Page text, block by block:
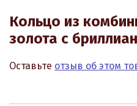
Кольцо из
золота с
Оставьте отзыв об этом